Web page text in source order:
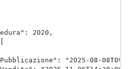
2020,
"2025-08-